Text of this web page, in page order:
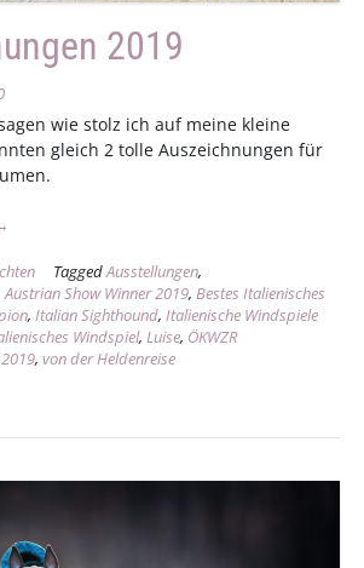
2019
wie stolz ich auf meine kleine
gleich 2 tolle Auszeichnungen für
TaggedAusstellungen,
Austrian Show Winner 2019, Bestes Italienisches
, Italian Sighthound, Italienische Windspiele
Windspiel, Luise, ÖKWZR
, von der Heldenreise